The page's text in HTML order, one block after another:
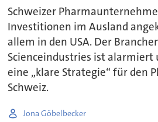
Schweizer
Investitionen im Ausland
allem in den USA. Der
Scienceindustries ist
eine „klare Strategie“ für den
Schweiz.
Jona Göbelbecker